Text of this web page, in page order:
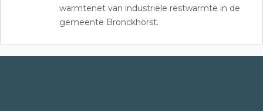
warmtenet van industriële restwarmte in de
gemeente Bronckhorst.